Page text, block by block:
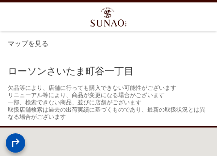
マップを見る
ローソンさいたま町谷一丁目
欠品等により、店舗に行っても購入できない可能性がございます
リニューアル等により、商品が変更になる場合がございます
一部、検索できない商品、並びに店舗がございます
取扱店舗検索は過去の出荷実績に基づくものであり、最新の取扱状況とは異
なる場合がございます